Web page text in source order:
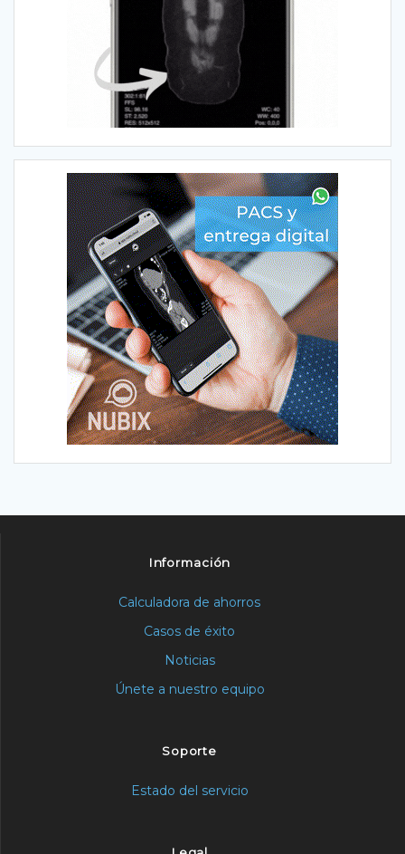
Información
Calculadora de ahorros
Casos de éxito
Noticias
Únete a nuestro equipo
Soporte
Estado del servicio